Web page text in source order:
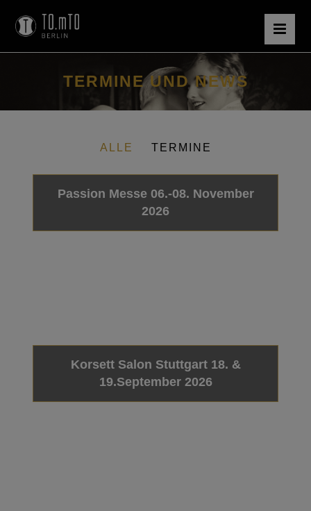
TERMINE UND NEWS
ALLE TERMINE
Passion Messe 06.-08. November
2026
Korsett Salon Stuttgart 18. &
19.September 2026